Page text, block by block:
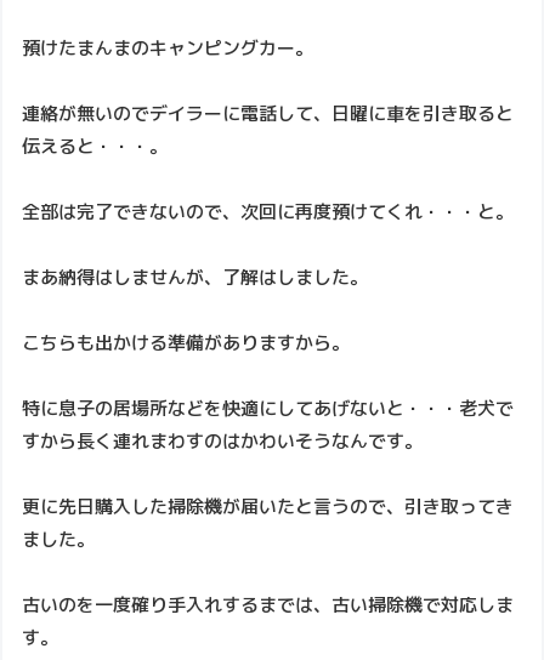
預けたまんまのキャンピングカー。
連絡が無いのでデイラーに電話して、日曜に車を引き取ると
伝えると・・・。
全部は完了できないので、次回に再度預けてくれ・・・と。
まあ納得はしませんが、了解はしました。
こちらも出かける準備がありますから。
特に息子の居場所などを快適にしてあげないと・・・老犬で
すから長く連れまわすのはかわいそうなんです。
更に先日購入した掃除機が届いたと言うので、引き取ってき
ました。
古いのを一度確り手入れするまでは、古い掃除機で対応しま
す。